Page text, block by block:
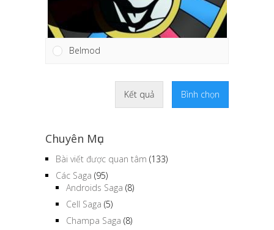
Belmod
Kết quả Bình chọn
Chuyên Mục
Bài viết được quan tâm (133)
Các Saga (95)
Androids Saga (8)
Cell Saga (5)
Champa Saga (8)